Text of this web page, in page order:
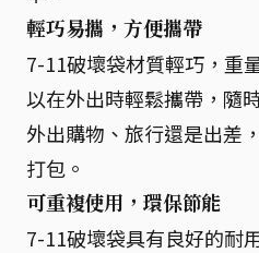
輕巧易攜，方便攜帶
7-11破壞袋材質輕巧，重
以在外出時輕鬆攜帶，隨
外出購物、旅行還是出差
打包。
可重複使用，環保節能
7-11破壞袋具有良好的耐